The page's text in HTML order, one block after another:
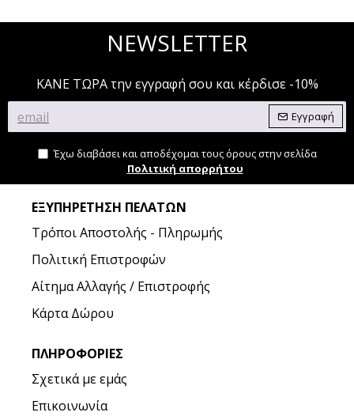
NEWSLETTER
ΚΑΝΕ ΤΩΡΑ την εγγραφή σου και κέρδισε -10%
Εγγραφή
Έχω διαβάσει και αποδέχομαι τους όρους στην σελίδα
Πολιτική απορρήτου
ΕΞΥΠΗΡΈΤΗΣΗ ΠΕΛΑΤΏΝ
Τρόποι Αποστολής - Πληρωμής
Πολιτική Επιστροφών
Αίτημα Αλλαγής / Επιστροφής
Κάρτα Δώρου
ΠΛΗΡΟΦΟΡΊΕΣ
Σχετικά με εμάς
Επικοινωνία